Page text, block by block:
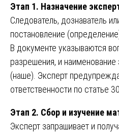
Этап 1. Назначение
Следователь, дознаватель
постановление
В документе указываются
разрешения, и
(наше). Эксперт
ответственности по статье
Этап 2. Сбор и изучение
Эксперт запрашивает и